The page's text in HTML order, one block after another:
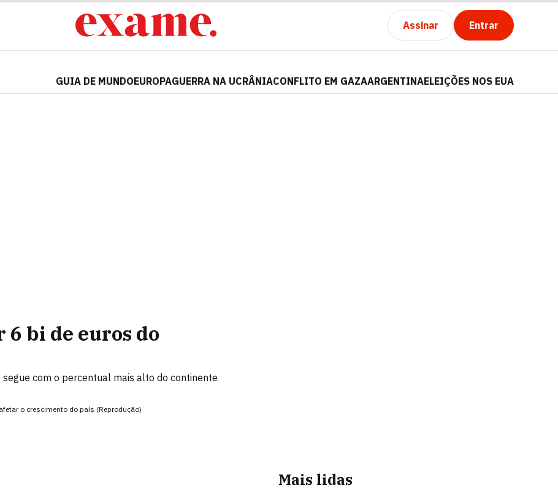
Assinar Entrar
GUIA DE MUNDOEUROPAGUERRA NA UCRÂNIACONFLITO EM GAZAARGENTINAELEIÇÕES NOS EUA
bi de euros do
com o percentual mais alto do continente
o crescimento do país (Reprodução)
Mais lidas